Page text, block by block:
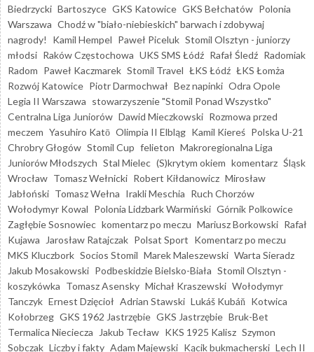
Biedrzycki Bartoszyce GKS Katowice GKS Bełchatów Polonia
Warszawa Chodź w "biało-niebieskich" barwach i zdobywaj
nagrody!
Kamil Hempel Paweł Piceluk Stomil Olsztyn - juniorzy
młodsi Raków Częstochowa UKS SMS Łódź Rafał Śledź Radomiak
Radom Paweł Kaczmarek Stomil Travel ŁKS Łódź ŁKS Łomża
Rozwój Katowice Piotr Darmochwał Bez napinki Odra Opole
Legia II Warszawa stowarzyszenie "Stomil Ponad Wszystko"
Centralna Liga Juniorów Dawid Mieczkowski Rozmowa przed
meczem Yasuhiro Katō Olimpia II Elbląg Kamil Kiereś Polska U-21
Chrobry Głogów Stomil Cup felieton Makroregionalna Liga
Juniorów Młodszych Stal Mielec (S)krytym okiem komentarz Śląsk
Wrocław Tomasz Wełnicki Robert Kiłdanowicz Mirosław
Jabłoński Tomasz Wełna Irakli Meschia Ruch Chorzów
Wołodymyr Kowal Polonia Lidzbark Warmiński Górnik Polkowice
Zagłębie Sosnowiec komentarz po meczu Mariusz Borkowski Rafał
Kujawa
Jarosław Ratajczak Polsat Sport Komentarz po meczu
MKS Kluczbork Socios Stomil Marek Maleszewski Warta Sieradz
Jakub Mosakowski Podbeskidzie Bielsko-Biała Stomil Olsztyn -
koszykówka Tomasz Asensky Michał Kraszewski Wołodymyr
Tanczyk Ernest Dzięcioł Adrian Stawski Lukáš Kubáň Kotwica
Kołobrzeg GKS 1962 Jastrzębie GKS Jastrzębie Bruk-Bet
Termalica Nieciecza
Jakub Tecław KKS 1925 Kalisz Szymon
Sobczak Liczby i fakty Adam Majewski Kącik bukmacherski Lech II